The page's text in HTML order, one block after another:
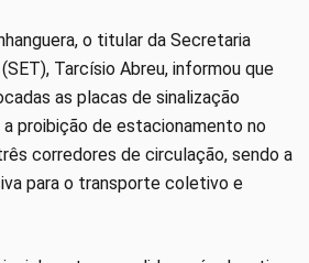
o titular da Secretaria
Tarcísio Abreu, informou que
as placas de sinalização
proibição de estacionamento no
corredores de circulação, sendo a
para o transporte coletivo e